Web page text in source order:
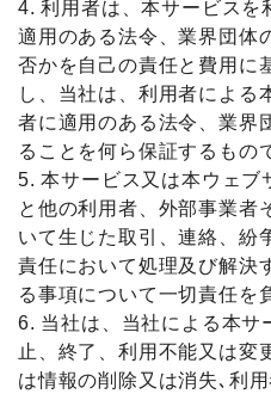
4. 利用者は、本サービスを
適用のある法令、業界団体
否かを自己の責任と費用に
し、当社は、利用者による
者に適用のある法令、業界
ることを何ら保証するもの
5. 本サービス又は本ウェブ
と他の利用者、外部事業者
いて生じた取引、連絡、紛
責任において処理及び解決
る事項について一切責任を
6. 当社は、当社による本サ
止、終了、利用不能又は変
は情報の削除又は消失､利